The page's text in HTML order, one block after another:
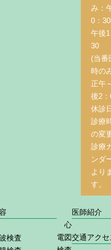
み：
0：
午後
30
(当番
時の
正午
後2
休診
診療
の変
診療
ンダ
より
す。
検査
心
電図
医師紹介
交通アクセ